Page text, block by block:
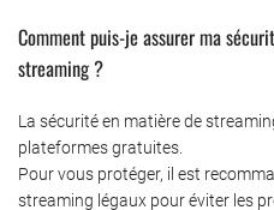
Comment puis-je assurer ma
streaming ?
La sécurité en matière de
plateformes gratuites.
Pour vous protéger, il est
streaming légaux pour éviter les